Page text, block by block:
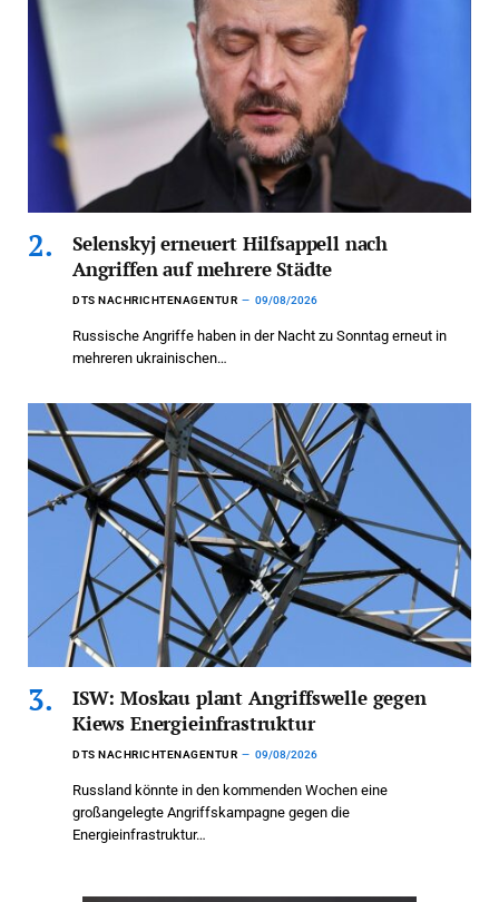
Selenskyj erneuert Hilfsappell nach
Angriffen auf mehrere Städte
DTS NACHRICHTENAGENTUR 09/08/2026
Russische Angriffe haben in der Nacht zu Sonntag erneut in
mehreren ukrainischen…
ISW: Moskau plant Angriffswelle gegen
Kiews Energieinfrastruktur
DTS NACHRICHTENAGENTUR 09/08/2026
Russland könnte in den kommenden Wochen eine
großangelegte Angriffskampagne gegen die
Energieinfrastruktur…